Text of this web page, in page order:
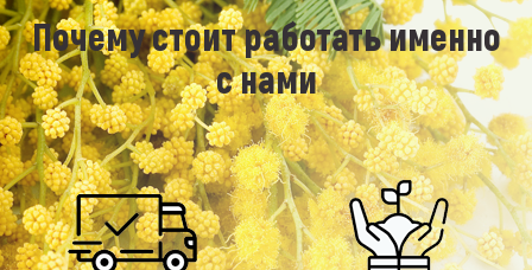
Почему стоит работать именно
с нами